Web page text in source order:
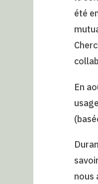
été
En
nous